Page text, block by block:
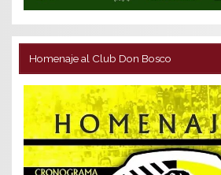
Homenaje al Club Don Bosco